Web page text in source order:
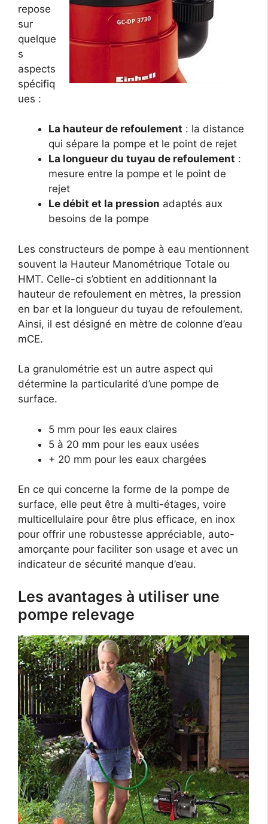
repose
sur
quelque
s
aspects
spécifiq
ues :
La hauteur de refoulement : la distance
qui sépare la pompe et le point de rejet
La longueur du tuyau de refoulement :
mesure entre la pompe et le point de
rejet
Le débit et la pression adaptés aux
besoins de la pompe
Les constructeurs de pompe à eau mentionnent
souvent la Hauteur Manométrique Totale ou
HMT. Celle-ci s’obtient en additionnant la
hauteur de refoulement en mètres, la pression
en bar et la longueur du tuyau de refoulement.
Ainsi, il est désigné en mètre de colonne d’eau
mCE.
La granulométrie est un autre aspect qui
détermine la particularité d’une pompe de
surface.
5 mm pour les eaux claires
5 à 20 mm pour les eaux usées
+ 20 mm pour les eaux chargées
En ce qui concerne la forme de la pompe de
surface, elle peut être à multi-étages, voire
multicellulaire pour être plus efficace, en inox
pour offrir une robustesse appréciable, auto-
amorçante pour faciliter son usage et avec un
indicateur de sécurité manque d’eau.
Les avantages à utiliser une
pompe relevage